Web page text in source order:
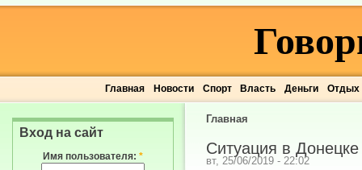
Главная Новости Спорт Власть Деньги Отдых
Главная
Ситуация в
вт, 25/06/2019 - 22:02
Вход на сайт
Имя пользователя: *